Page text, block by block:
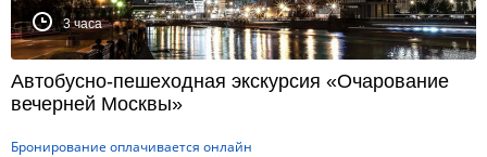
3 часа
Автобусно-пешеходная экскурсия «Очарование
вечерней Москвы»
Бронирование оплачивается онлайн